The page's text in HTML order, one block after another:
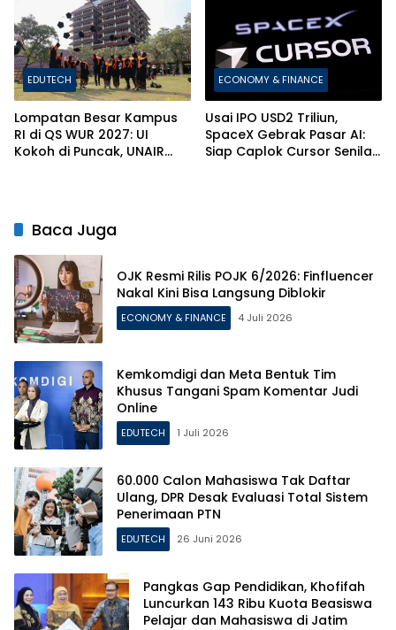
EDUTECH
Lompatan Besar Kampus
RI di QS WUR 2027: UI
Kokoh di Puncak, UNAIR
ECONOMY & FINANCE
Usai IPO USD2 Triliun,
SpaceX Gebrak Pasar AI:
Siap Caplok Cursor Senilai
Baca Juga
OJK Resmi Rilis POJK 6/2026: Finfluencer
Nakal Kini Bisa Langsung Diblokir
ECONOMY & FINANCE 4 Juli 2026
Kemkomdigi dan Meta Bentuk Tim
Khusus Tangani Spam Komentar Judi
Online
EDUTECH 1 Juli 2026
60.000 Calon Mahasiswa Tak Daftar
Ulang, DPR Desak Evaluasi Total Sistem
Penerimaan PTN
EDUTECH 26 Juni 2026
Pangkas Gap Pendidikan, Khofifah
Luncurkan 143 Ribu Kuota Beasiswa
Pelajar dan Mahasiswa di Jatim